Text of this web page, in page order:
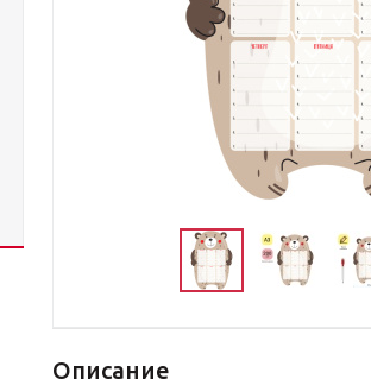
Описание